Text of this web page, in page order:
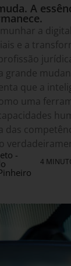
A
a
e a
grande
que a
uma
das
-
4